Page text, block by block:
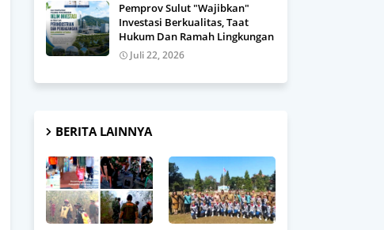
Pemprov Sulut "Wajibkan"
Investasi Berkualitas, Taat
Hukum Dan Ramah Lingkungan
Juli 22, 2026
BERITA LAINNYA